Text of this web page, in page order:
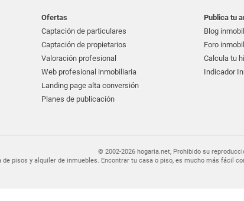
Ofertas
Captación de particulares
Captación de propietarios
Valoración profesional
Web profesional inmobiliaria
Landing page alta conversión
Planes de publicación
Publica tu
Blog
Foro
Calcula tu
Indicador
© 2002-2026 hogaria.net, Prohibido su
de pisos y alquiler de inmuebles. Encontrar tu casa o piso, es mucho más fácil